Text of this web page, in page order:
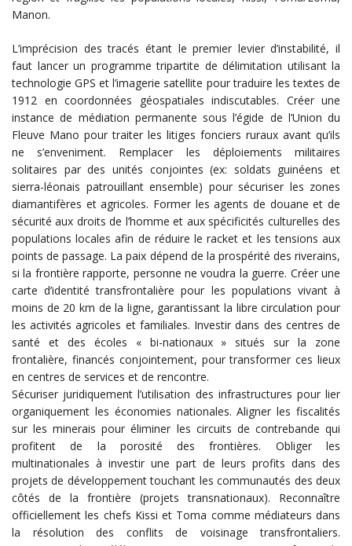
Manon.
L’imprécision des tracés étant le premier levier d’instabilité, il
faut lancer un programme tripartite de délimitation utilisant la
technologie GPS et l’imagerie satellite pour traduire les textes de
1912 en coordonnées géospatiales indiscutables. Créer une
instance de médiation permanente sous l’égide de l’Union du
Fleuve Mano pour traiter les litiges fonciers ruraux avant qu’ils
ne s’enveniment. Remplacer les déploiements militaires
solitaires par des unités conjointes (ex: soldats guinéens et
sierra-léonais patrouillant ensemble) pour sécuriser les zones
diamantifères et agricoles. Former les agents de douane et de
sécurité aux droits de l’homme et aux spécificités culturelles des
populations locales afin de réduire le racket et les tensions aux
points de passage. La paix dépend de la prospérité des riverains,
si la frontière rapporte, personne ne voudra la guerre. Créer une
carte d’identité transfrontalière pour les populations vivant à
moins de 20 km de la ligne, garantissant la libre circulation pour
les activités agricoles et familiales. Investir dans des centres de
santé et des écoles « bi-nationaux » situés sur la zone
frontalière, financés conjointement, pour transformer ces lieux
en centres de services et de rencontre.
Sécuriser juridiquement l’utilisation des infrastructures pour lier
organiquement les économies nationales. Aligner les fiscalités
sur les minerais pour éliminer les circuits de contrebande qui
profitent de la porosité des frontières. Obliger les
multinationales à investir une part de leurs profits dans des
projets de développement touchant les communautés des deux
côtés de la frontière (projets transnationaux). Reconnaître
officiellement les chefs Kissi et Toma comme médiateurs dans
la résolution des conflits de voisinage transfrontaliers.